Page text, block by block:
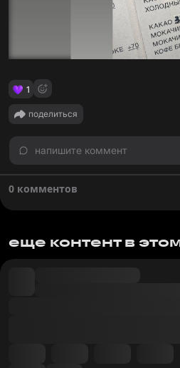
1
поделиться
напишите коммент
0 комментов
еще контент в